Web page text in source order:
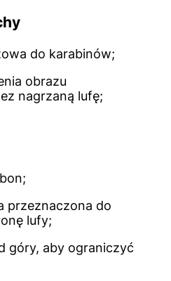
do karabinów;
obrazu
nagrzaną lufę;
przeznaczona do
lufy;
góry, aby ograniczyć